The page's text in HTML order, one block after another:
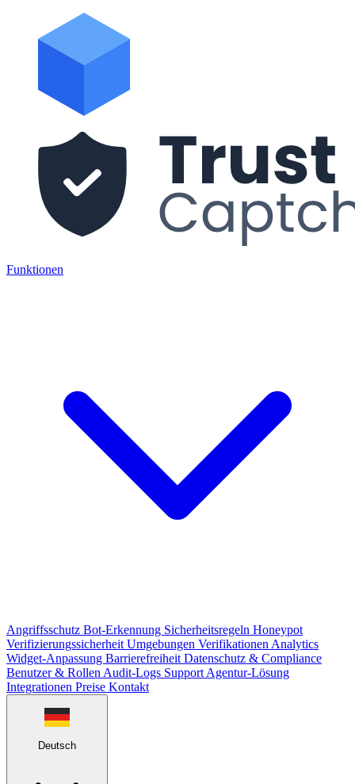
Funktionen
Angriffsschutz Bot-Erkennung Sicherheitsregeln Honeypot
Verifizierungssicherheit Umgebungen Verifikationen Analytics
Widget-Anpassung Barrierefreiheit Datenschutz & Compliance
Benutzer & Rollen Audit-Logs Support Agentur-Lösung
Integrationen Preise Kontakt
Deutsch